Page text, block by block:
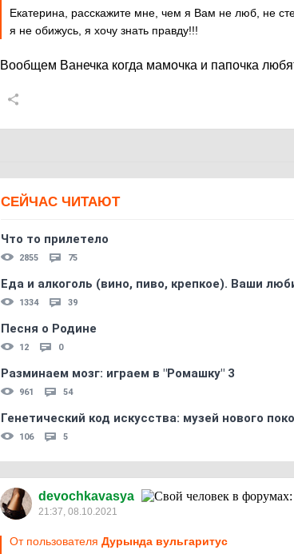
Екатерина, расскажите мне, чем я Вам не люб, не
я не обижусь, я хочу знать правду!!!
Вообщем Ванечка когда мамочка и папочка
СЕЙЧАС ЧИТАЮТ
Что то прилетело
2855 75
Еда и алкоголь (вино, пиво, крепкое). Ваши
1334 39
Песня о Родине
12 0
Разминаем мозг: играем в "Ромашку" 3
961 54
Генетический код искусства: музей нового
106 5
devochkavasya
21:37, 08.10.2021
От пользователя Дурында вульгаритус